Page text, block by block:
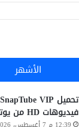
الأشهر
فيديوهات HD من يوتيوب 2026